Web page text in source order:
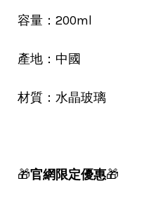
容量：200ml
產地：中國
材質：水晶玻璃
🎁官網限定優惠🎁